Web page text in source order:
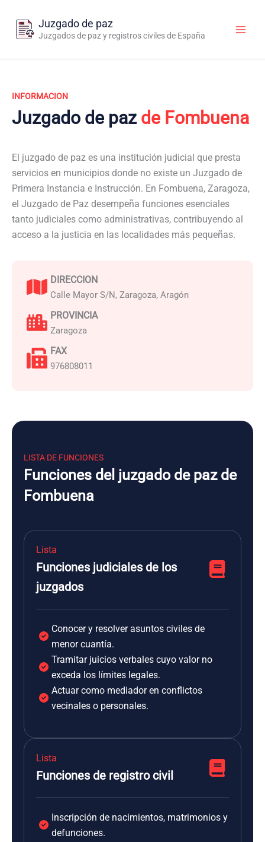
contenido
Juzgado de paz
Juzgados de paz y registros civiles de España
INFORMACION
Juzgado de paz de Fombuena
El juzgado de paz es una institución judicial que presta
servicios en municipios donde no existe un Juzgado de
Primera Instancia e Instrucción. En Fombuena, Zaragoza,
el Juzgado de Paz desempeña funciones esenciales
tanto judiciales como administrativas, contribuyendo al
acceso a la justicia en las localidades más pequeñas.
DIRECCION
Calle Mayor S/N, Zaragoza, Aragón
PROVINCIA
Zaragoza
FAX
976808011
LISTA DE FUNCIONES
Funciones del juzgado de paz de
Fombuena
Lista
Funciones judiciales de los
juzgados
Conocer y resolver asuntos civiles de
menor cuantía.
Tramitar juicios verbales cuyo valor no
exceda los límites legales.
Actuar como mediador en conflictos
vecinales o personales.
Lista
Funciones de registro civil
Inscripción de nacimientos, matrimonios y
defunciones.